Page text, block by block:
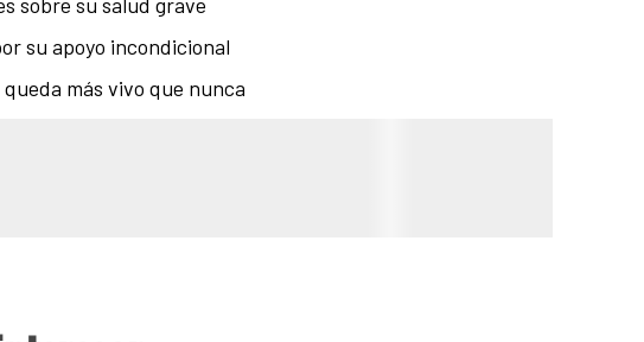
su apoyo incondicional
más vivo que nunca